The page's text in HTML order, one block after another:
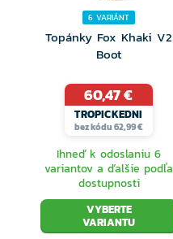
6 VARIÁNT
Topánky Fox Khaki V2
Boot
60,47 €
TROPICKEDNI
bez kódu 62,99 €
Ihneď k odoslaniu 6
variantov a ďalšie podľa
dostupnosti
VYBERTE
VARIANTU